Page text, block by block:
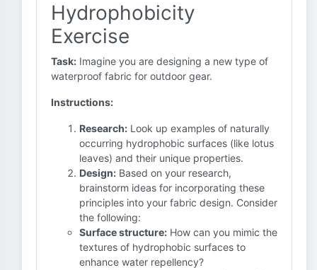
Hydrophobicity
Exercise
Task: Imagine you are designing a new type of
waterproof fabric for outdoor gear.
Instructions:
Research: Look up examples of naturally
occurring hydrophobic surfaces (like lotus
leaves) and their unique properties.
Design: Based on your research,
brainstorm ideas for incorporating these
principles into your fabric design. Consider
the following:
Surface structure: How can you mimic the
textures of hydrophobic surfaces to
enhance water repellency?